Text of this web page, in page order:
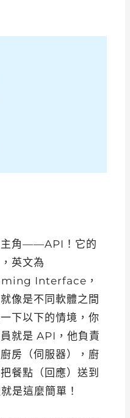
主角——API！它的
英文為
Interface，
像是不同軟體之間
下以下的情境，你
就是 API，他負責
房（伺服器），廚
餐點（回應）送到
是這麼簡單！